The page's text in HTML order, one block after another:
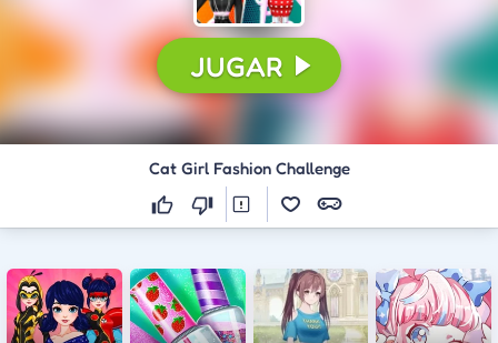
JUGAR
Cat Girl Fashion Challenge